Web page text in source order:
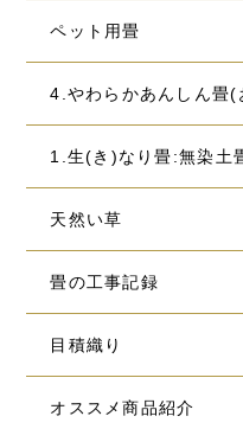
ペット用畳
4.やわらかあんしん畳
1.生(き)なり畳:無染土
天然い草
畳の工事記録
目積織り
オススメ商品紹介